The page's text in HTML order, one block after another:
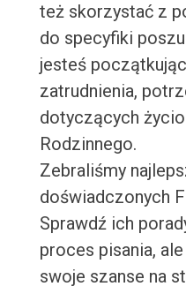
też skorzystać z
do specyfiki
jesteś
zatrudnienia,
dotyczących
Rodzinnego.
Zebraliśmy
doświadczonych
Sprawdź ich
proces pisania,
swoje szanse na